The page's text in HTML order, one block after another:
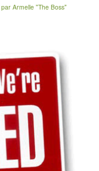
par Armelle "The Boss"